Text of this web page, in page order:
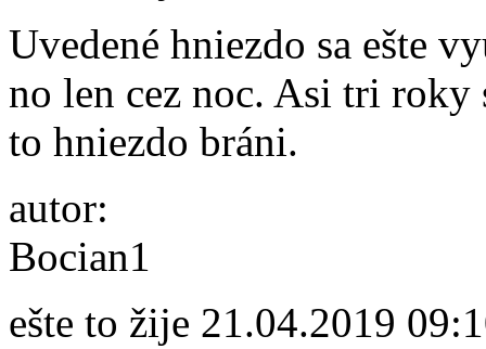
Uvedené hniezdo sa ešte
no len cez noc. Asi tri roky
to hniezdo bráni.
autor:
Bocian1
ešte to žije 21.04.2019